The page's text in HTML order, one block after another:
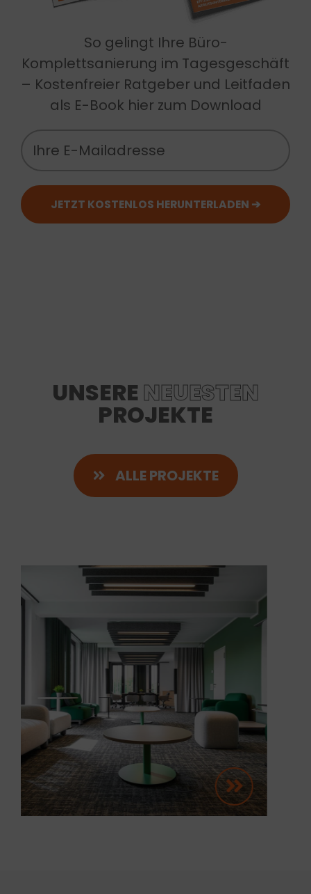
So gelingt Ihre Büro-
Komplettsanierung im Tagesgeschäft
– Kostenfreier Ratgeber und Leitfaden
als E-Book hier zum Download
UNSERE NEUESTEN
PROJEKTE
ALLE PROJEKTE